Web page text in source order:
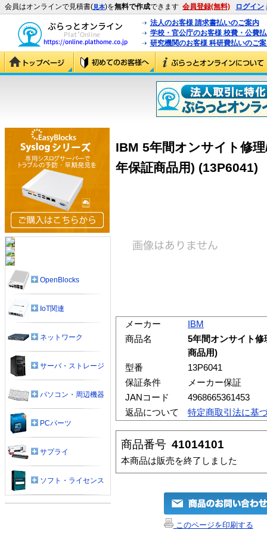
会員はオンラインで見積書(見本)を無料で作成できます 会員登録(無料) ログイン
法人のお客様 請求書払いのご案内
学校・官公庁のお客様 校費・公費
研究機関のお客様 科研費払いのご
IBM 5年間オンサイト修
年保証商品用) (13P6041)
メーカー
IBM
商品名
5年間オンサイト
商品用)
型番
13P6041
保証条件
メーカー保証
JANコード
4968665361453
返品について
特定商取引法に基
商品番号 41014101
本商品は販売を終了しました
このページを印刷する
OpenBlocks
IoT関連
ネットワーク
サーバ・ストレージ
パソコン・周辺機器
PCパーツ
サプライ
ソフト・ライセンス